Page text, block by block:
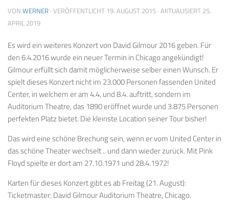
VON WERNER · VERÖFFENTLICHT 19. AUGUST 2015 · AKTUALISIERT 25.
APRIL 2019
Es wird ein weiteres Konzert von David Gilmour 2016 geben. Für
den 6.4.2016 wurde ein neuer Termin in Chicago angekündigt!
Gilmour erfüllt sich damit möglicherweise selber einen Wunsch. Er
spielt dieses Konzert nicht im 23.000 Personen fassenden United
Center, in welchem er am 4.4. und 8.4. auftritt, sondern im
Auditorium Theatre, das 1890 eröffnet wurde und 3.875 Personen
perfekten Platz bietet. Die kleinste Location seiner Tour bisher!
Das wird eine schöne Brechung sein, wenn er vom United Center in
das schöne Theater wechselt .. und dann wieder zurück. Mit Pink
Floyd spielte er dort am 27.10.1971 und 28.4.1972!
Karten für dieses Konzert gibt es ab Freitag (21. August):
Ticketmaster: David Gilmour Auditorium Theatre, Chicago.